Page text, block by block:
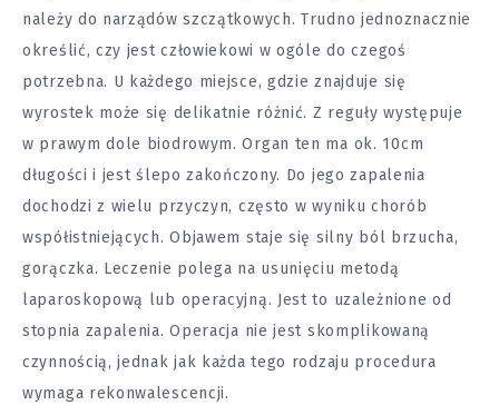
należy do narządów szczątkowych. Trudno jednoznacznie
określić, czy jest człowiekowi w ogóle do czegoś
potrzebna. U każdego miejsce, gdzie znajduje się
wyrostek może się delikatnie różnić. Z reguły występuje
w prawym dole biodrowym. Organ ten ma ok. 10cm
długości i jest ślepo zakończony. Do jego zapalenia
dochodzi z wielu przyczyn, często w wyniku chorób
współistniejących. Objawem staje się silny ból brzucha,
gorączka. Leczenie polega na usunięciu metodą
laparoskopową lub operacyjną. Jest to uzależnione od
stopnia zapalenia. Operacja nie jest skomplikowaną
czynnością, jednak jak każda tego rodzaju procedura
wymaga rekonwalescencji.